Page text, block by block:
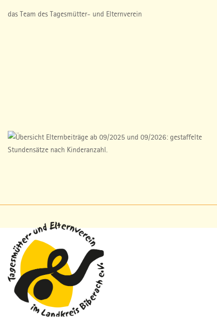
das Team des Tagesmütter- und Elternverein